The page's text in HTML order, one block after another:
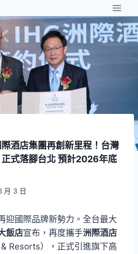
酒店集團再創新里程！台灣
式落腳台北 預計2026年底
月 3 日
迎國際品牌新勢力。全台最大
飯店宣布，再度攜手洲際酒店
& Resorts），正式引進旗下高